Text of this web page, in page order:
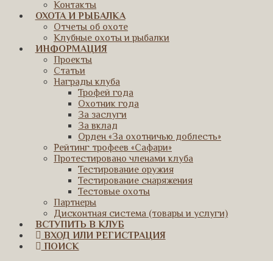
Контакты
ОХОТА И РЫБАЛКА
Отчеты об охоте
Клубные охоты и рыбалки
ИНФОРМАЦИЯ
Проекты
Статьи
Награды клуба
Трофей года
Охотник года
За заслуги
За вклад
Орден «За охотничью доблесть»
Рейтинг трофеев «Сафари»
Протестировано членами клуба
Тестирование оружия
Тестирование снаряжения
Тестовые охоты
Партнеры
Дисконтная система (товары и услуги)
ВСТУПИТЬ В КЛУБ
ВХОД ИЛИ РЕГИСТРАЦИЯ
ПОИСК